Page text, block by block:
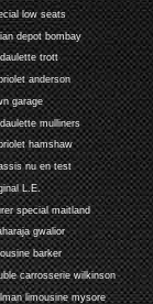
low seats
depot bombay
trott
anderson
garage
mulliners
hamshaw
nu en test
L.E.
special maitland
gwalior
barker
carrosserie wilkinson
limousine mysore